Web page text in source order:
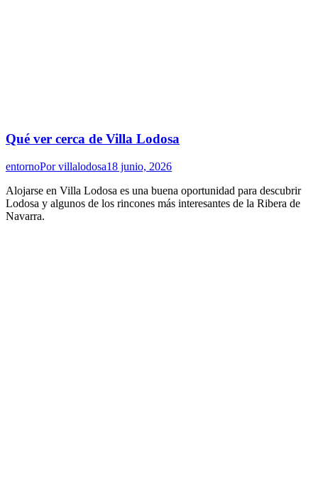
Qué ver cerca de Villa Lodosa
entornoPorvillalodosa18 junio, 2026
Alojarse en Villa Lodosa es una buena oportunidad para descubrir
Lodosa y algunos de los rincones más interesantes de la Ribera de
Navarra.